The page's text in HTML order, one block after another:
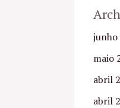
junho
maio
abril
abril